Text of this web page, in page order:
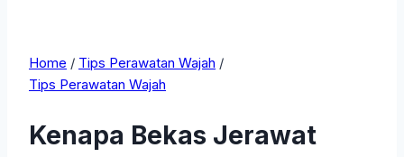
Home / Tips Perawatan Wajah /
Tips Perawatan Wajah
Kenapa Bekas Jerawat